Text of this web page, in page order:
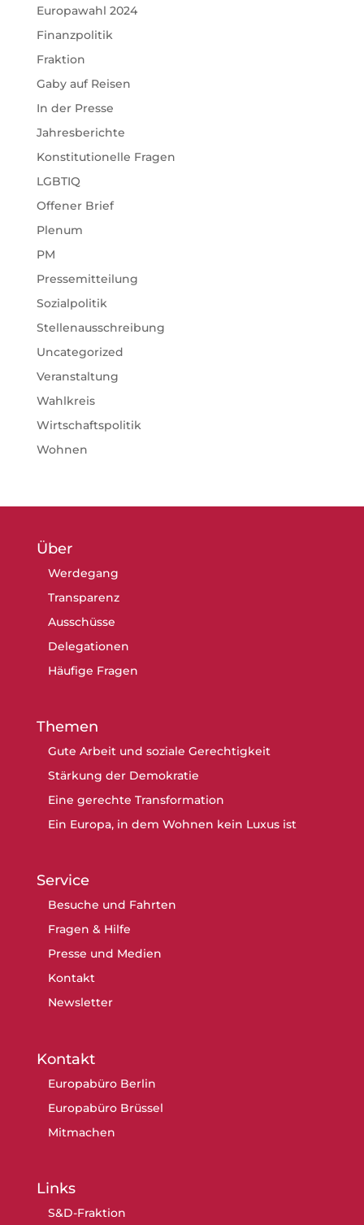
Europawahl 2024
Finanzpolitik
Fraktion
Gaby auf Reisen
In der Presse
Jahresberichte
Konstitutionelle Fragen
LGBTIQ
Offener Brief
Plenum
PM
Pressemitteilung
Sozialpolitik
Stellenausschreibung
Uncategorized
Veranstaltung
Wahlkreis
Wirtschaftspolitik
Wohnen
Über
Werdegang
Transparenz
Ausschüsse
Delegationen
Häufige Fragen
Themen
Gute Arbeit und soziale Gerechtigkeit
Stärkung der Demokratie
Eine gerechte Transformation
Ein Europa, in dem Wohnen kein Luxus ist
Service
Besuche und Fahrten
Fragen & Hilfe
Presse und Medien
Kontakt
Newsletter
Kontakt
Europabüro Berlin
Europabüro Brüssel
Mitmachen
Links
S&D-Fraktion